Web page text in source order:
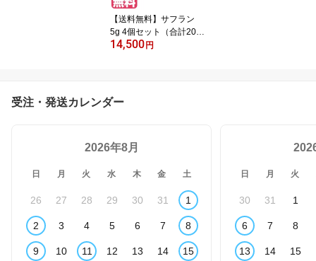
【送料無料】サフラン
5g 4個セット（合計20
g）
14,500円
受注・発送カレンダー
2026年8月
日 月 火 水 木 金 土
26 27 28 29 30 31 1
2 3 4 5 6 7 8
9 10 11 12 13 14 15
日 月 火
30 31 1
6 7 8
13 14 15